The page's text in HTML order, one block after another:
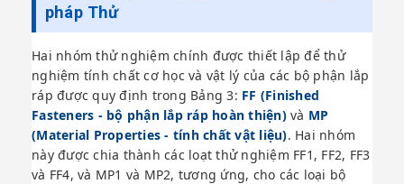
pháp Thử
Hai nhóm thử nghiệm chính được thiết lập để thử
nghiệm tính chất cơ học và vật lý của các bộ phận lắp
ráp được quy định trong Bảng 3: FF (Finished
Fasteners - bộ phận lắp ráp hoàn thiện)và MP
(Material Properties - tính chất vật liệu). Hai nhóm
này được chia thành các loạt thử nghiệm FF1, FF2, FF3
và FF4, và MP1 và MP2, tương ứng, cho các loại bộ